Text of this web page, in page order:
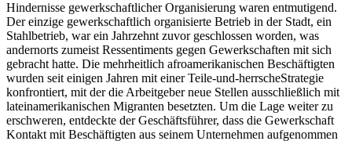
Hindernisse gewerkschaftlicher Organisierung waren entmutigend.
Der einzige gewerkschaftlich organisierte Betrieb in der Stadt, ein
Stahlbetrieb, war ein Jahrzehnt zuvor geschlossen worden, was
andernorts zumeist Ressentiments gegen Gewerkschaften mit sich
gebracht hatte. Die mehrheitlich afroamerikanischen Beschäftigten
wurden seit einigen Jahren mit einer Teile-und-herrscheStrategie
konfrontiert, mit der die Arbeitgeber neue Stellen ausschließlich mit
lateinamerikanischen Migranten besetzten. Um die Lage weiter zu
erschweren, entdeckte der Geschäftsführer, dass die Gewerkschaft
Kontakt mit Beschäftigten aus seinem Unternehmen aufgenommen